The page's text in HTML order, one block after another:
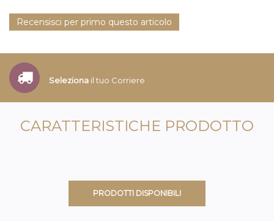
Recensisci per primo questo articolo
Seleziona il tuo Corriere
CARATTERISTICHE PRODOTTO
PRODOTTI DISPONIBILI